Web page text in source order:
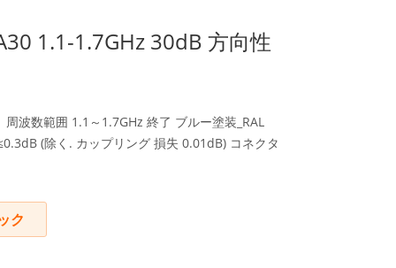
1.1-1.7GHz 30dB 方向性
周波数範囲 1.1～1.7GHz 終了 ブルー塗装_RAL
(除く. カップリング 損失 0.01dB) コネクタ
ク